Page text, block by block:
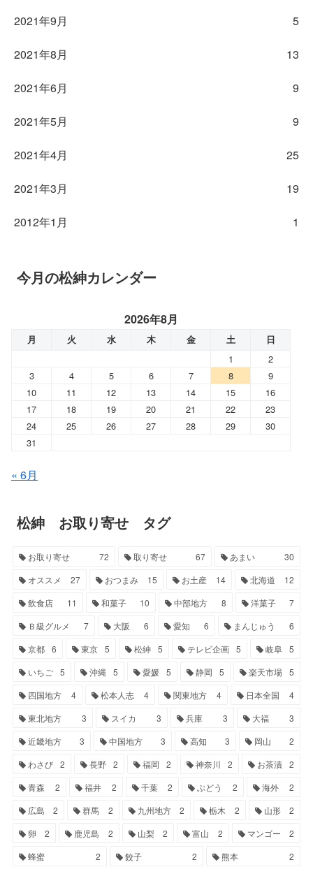
2021年9月 5
2021年8月 13
2021年6月 9
2021年5月 9
2021年4月 25
2021年3月 19
2012年1月 1
今月の松紳カレンダー
2026年8月
月 火 水 木 金 土 日
1
2
3
4 5 6 7 8
9
10
11 12 13 14 15
16
17
18 19 20 21 22
23
24
25 26 27 28 29
30
31
« 6月
松紳 お取り寄せ タグ
お取り寄せ 72 取り寄せ 67 あまい
30
オススメ
27 おつまみ 15 お土産 14 北海道
12
飲食店
11 和菓子 10 中部地方 8 洋菓子
7
Ｂ級グルメ
7 大阪 6 愛知 6 まんじゅう
6
京都 6 東京 5 松紳 5 テレビ企画 5 岐阜 5
いちご 5 沖縄 5 愛媛 5 静岡 5 楽天市場 5
四国地方
4 松本人志 4 関東地方 4 日本全国
4
東北地方
3 スイカ 3 兵庫 3 大福
3
近畿地方
3 中国地方 3 高知 3 岡山
2
わさび 2 長野 2 福岡 2 神奈川 2 お茶漬 2
青森
2 福井 2 千葉 2 ぶどう 2 海外
2
広島
2 群馬 2 九州地方 2 栃木 2 山形
2
卵
2 鹿児島 2 山梨 2 富山 2 マンゴー
2
蜂蜜
2 餃子 2 熊本 2